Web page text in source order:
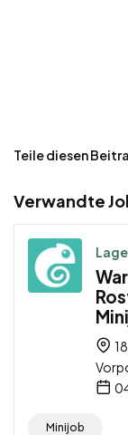
Teile diesen
Verwandte
Minijob